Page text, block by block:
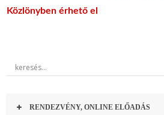
Közlönyben érhető el
RENDEZVÉNY, ONLINE ELŐADÁS